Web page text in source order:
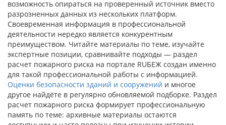
возможность опираться на проверенный источник вместо
разрозненных данных из нескольких платформ.
Своевременная информация в профессиональной
деятельности нередко является конкурентным
преимуществом. Читайте материалы по теме, изучайте
экспертные позиции, сравнивайте подходы — раздел
расчет пожарного риска на портале RUБЕЖ создан именно
для такой профессиональной работы с информацией.
Оценки безопасности зданий и сооружений и многое
другое найдёте в регулярно обновляемой подборке. Раздел
расчет пожарного риска формирует профессиональную
память по теме: архивные материалы остаются